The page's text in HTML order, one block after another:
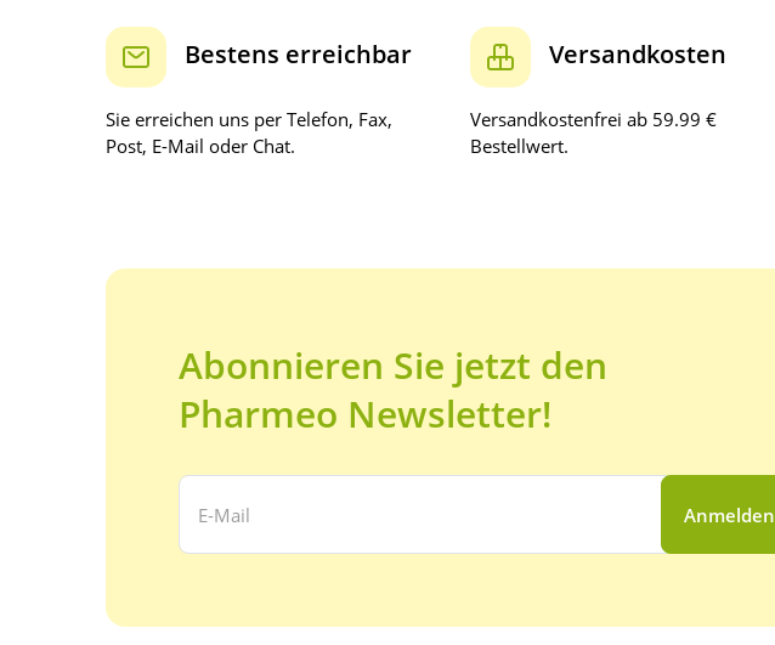
Bestens erreichbar
Sie erreichen uns per Telefon, Fax,
Post, E-Mail oder Chat.
Versandkosten
Versandkostenfrei ab 59.99 €
Bestellwert.
Abonnieren Sie jetzt den
Pharmeo Newsletter!
Ihre E-Mail Adresse:
Anmelden